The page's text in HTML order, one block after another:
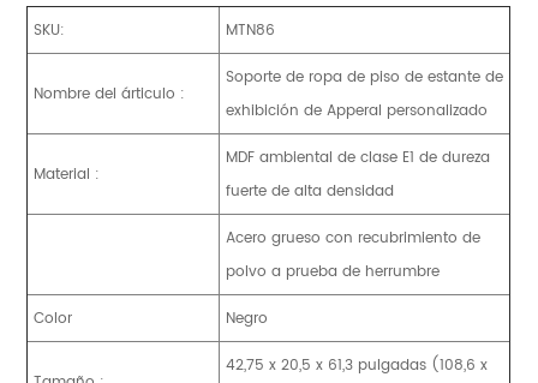
SKU: MTN86
Nombre del árticulo :
Soporte de ropa de piso de estante de
exhibición de Apperal personalizado
Material :
MDF ambiental de clase E1 de dureza
fuerte de alta densidad
Acero grueso con recubrimiento de
polvo a prueba de herrumbre
Color
Negro
42,75 x 20,5 x 61,3 pulgadas (108,6 x